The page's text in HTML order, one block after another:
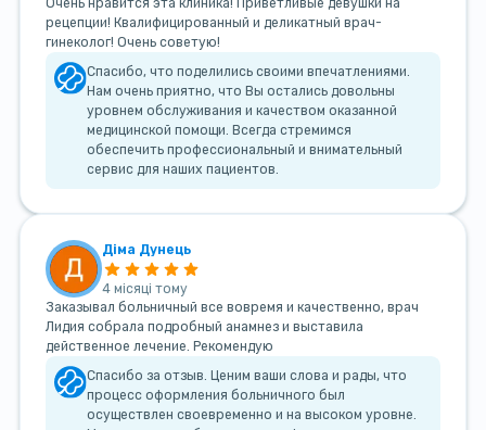
Очень нравится эта клиника! Приветливые девушки на
рецепции! Квалифицированный и деликатный врач-
гинеколог! Очень советую!
Спасибо, что поделились своими впечатлениями.
Нам очень приятно, что Вы остались довольны
уровнем обслуживания и качеством оказанной
медицинской помощи. Всегда стремимся
обеспечить профессиональный и внимательный
сервис для наших пациентов.
Діма Дунець
4 місяці тому
Заказывал больничный все вовремя и качественно, врач
Лидия собрала подробный анамнез и выставила
действенное лечение. Рекомендую
Спасибо за отзыв. Ценим ваши слова и рады, что
процесс оформления больничного был
осуществлен своевременно и на высоком уровне.